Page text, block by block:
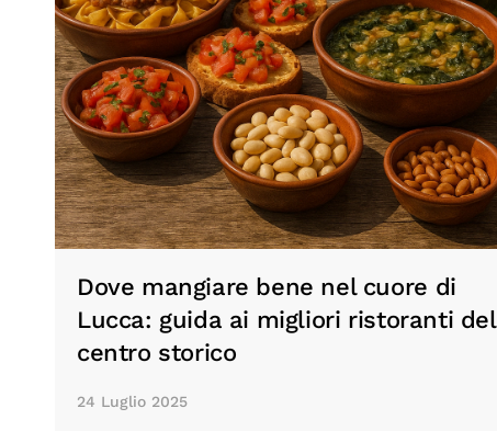
Dove mangiare bene nel cuore di
Lucca: guida ai migliori ristoranti del
centro storico
24 Luglio 2025